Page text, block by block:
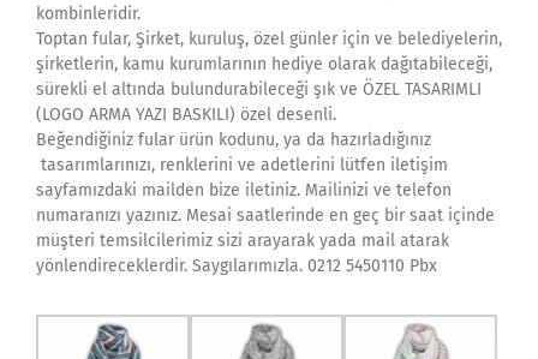
kombinleridir.
Toptan fular, Şirket, kuruluş, özel günler için ve belediyelerin,
şirketlerin, kamu kurumlarının hediye olarak dağıtabileceği,
sürekli el altında bulundurabileceği şık ve ÖZEL TASARIMLI
(LOGO ARMA YAZI BASKILI) özel desenli.
Beğendiğiniz fular ürün kodunu, ya da hazırladığınız
tasarımlarınızı, renklerini ve adetlerini lütfen iletişim
sayfamızdaki mailden bize iletiniz. Mailinizi ve telefon
numaranızı yazınız. Mesai saatlerinde en geç bir saat içinde
müşteri temsilcilerimiz sizi arayarak yada mail atarak
yönlendireceklerdir. Saygılarımızla. 0212 5450110 Pbx